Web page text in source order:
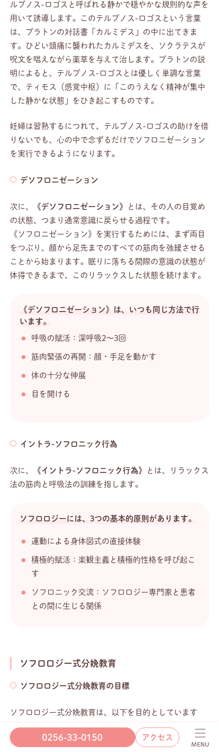
0256-33-0150 アクセス
ルプノス-ロゴスと呼ばれる静かで穏やかな規則的な声を
用いて誘導します。このテルプノス-ロゴスという言葉
は、プラトンの対話書「カルミデス」の中に出てきま
す。ひどい頭痛に襲われたカルミデスを、ソクラテスが
呪文を唱えながら薬草を与えて治します。プラトンの説
明によると、テルプノス-ロゴスとは優しく単調な言葉
で、ティモス（感覚中枢）に「このうえなく精神が集中
した静かな状態」をひき起こすものです。
妊婦は習熟するにつれて、テルプノス-ロゴスの助けを借
りないでも、心の中で念ずるだけでソフロニゼーション
を実行できるようになります。
デソフロニゼーション
次に、 《デソフロニゼーション》
とは、その人の目覚め
の状態、つまり通常意識に戻らせる過程です。
《ソフロニゼーション》を実行するためには、まず両目
をつぶり、顔から足先までのすべての筋肉を弛緩させる
ことから始まります。眠りに落ちる間際の意識の状態が
体得できるまで、このリラックスした状態を続けます。
《デソフロニゼーション》は、いつも同じ方法で行
います。
呼吸の賦活：深呼吸2～3回
筋肉緊張の再開：顔・手足を動かす
体の十分な伸展
目を開ける
イントラ-ソフロニック行為
次に、 《イントラ-ソフロニック行為》
とは、リラックス
法の筋肉と呼吸法の訓練を指します。
ソフロロジーには、3つの基本的原則があります。
運動による身体図式の直接体験
積極的賦活：楽観主義と積極的性格を呼び起こ
す
ソフロニック交流：ソフロロジー専門家と患者
との間に生じる関係
ソフロロジー式分娩教育
ソフロロジー式分娩教育の目標
ソフロロジー式分娩教育は、以下を目的としています